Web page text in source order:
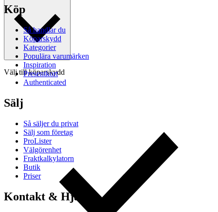
Välj till köparskydd
Köp
Så handlar du
Köparskydd
Kategorier
Populära varumärken
Inspiration
Presentkort
Authenticated
Sälj
Så säljer du privat
Sälj som företag
ProLister
Välgörenhet
Fraktkalkylatorn
Butik
Priser
Kontakt & Hjälp